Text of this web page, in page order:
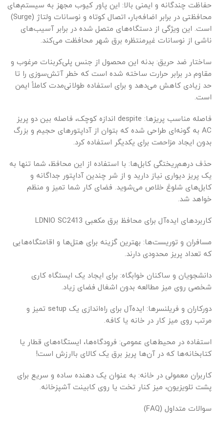
حفاظت چندگانه و ایمنی بالا: این پاور کیوب مجهز به سیستم‌های
محافظتی در برابر اضافه‌بار، اتصال کوتاه و نوسانات ولتاژ (Surge)
است. این ویژگی از دستگاه‌های متصل شده در برابر آسیب‌های
ناشی از نوسانات غیرمنتظره برق شهر محافظت می‌کند.
ساختار ضد حریق: بدنه این محصول از جنس پلی‌کربنات مرغوب و
مقاوم در برابر حرارت ساخته شده است که خطر آتش‌سوزی را تا
حد زیادی کاهش می‌دهد و برای استفاده طولانی‌مدت کاملاً ایمن
است.
فاصله مناسب پریزها: despite اندازه کوچک، فاصله بین دو پریز
AC به گونه‌ای طراحی شده که بتوان از آداپتورهای حجیم و بزرگ
بدون ایجاد مزاحمت برای یکدیگر استفاده کرد.
حذف درهم‌ریختگی کابل‌ها: با استفاده از این محافظ، شما تنها به
یک پریز دیواری نیاز دارید و از شر چندین آداپتور جداگانه و
کابل‌های شلوغ خلاص می‌شوید. فضای کار شما تمیز و منظم
خواهد شد.
کاربردهای ایده‌آل برای محافظ برق مکعبی LDNIO SC2413
مسافران و توریست‌ها: بهترین گزینه برای هتل‌ها و اقامتگاه‌هایی
که تعداد پریز محدودی دارند.
دانشجویان و ساکنان خوابگاه: برای ایجاد یک ایستگاه کاری
شخصی روی میز مطالعه بدون اشغال فضای زیاد.
دورکاران و فریلنسرها: ایده‌آل برای راه‌اندازی یک setup تمیز و
مرتب روی میز کار در خانه یا کافه.
استفاده در محیط‌های عمومی: فرودگاه‌ها، ایستگاه‌های قطار یا
کتابخانه‌ها که در آن‌ها پریز برق یک کالای باارزش است!
کاربران معمولی در خانه: به عنوان یک دهنده ساده و سریع برای
پشت تلویزیون، میز کنار تخت یا روی کابینت آشپزخانه.
سوالات متداول (FAQ)